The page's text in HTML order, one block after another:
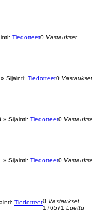
Tiedotteet0 Vastaukset
» Sijainti: Tiedotteet0 Vastaukset
» Sijainti: Tiedotteet0
» Sijainti: Tiedotteet0
Tiedotteet0 Vastaukset
176571 Luettu